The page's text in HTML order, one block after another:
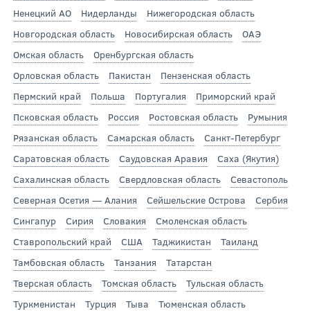
Ненецкий АО
Нидерланды
Нижегородская область
Новгородская область
Новосибирская область
ОАЭ
Омская область
Оренбургская область
Орловская область
Пакистан
Пензенская область
Пермский край
Польша Португалия
Приморский край
Псковская область
Россия Ростовская область
Румыния
Рязанская область
Самарская область
Санкт-Петербург
Саратовская область
Саудовская Аравия
Саха (Якутия)
Сахалинская область
Свердловская область
Севастополь
Северная Осетия — Алания
Сейшельские Острова
Сербия
Сингапур
Сирия Словакия
Смоленская область
Ставропольский край
США Таджикистан
Таиланд
Тамбовская область
Танзания
Татарстан
Тверская область
Томская область
Тульская область
Туркменистан
Турция Тыва
Тюменская область